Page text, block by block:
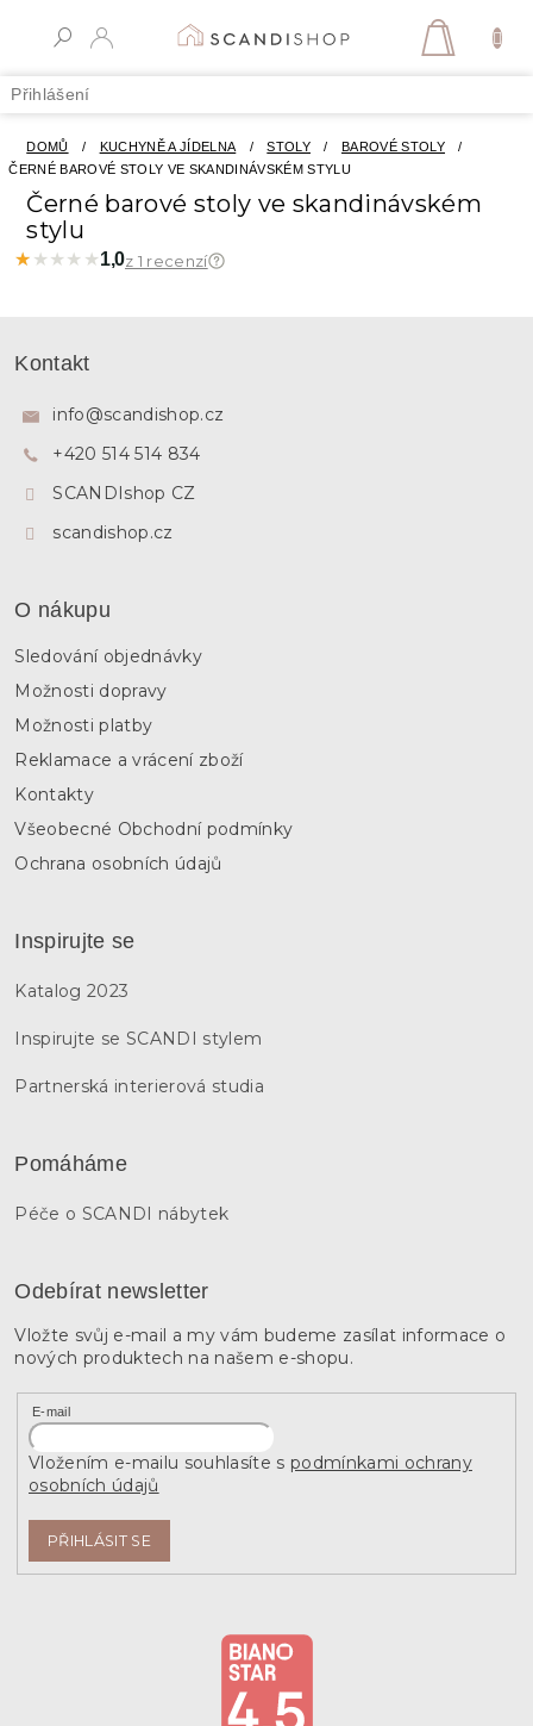
Přihlášení
DOMŮ / KUCHYNĚ A JÍDELNA / STOLY / BAROVÉ STOLY
/
ČERNÉ BAROVÉ STOLY VE SKANDINÁVSKÉM STYLU
Černé barové stoly ve skandinávském
stylu
★★★★★
★★★★★1,0z 1 recenzí
Kontakt
info@scandishop.cz
+420 514 514 834
SCANDIshop CZ
scandishop.cz
O nákupu
Sledování objednávky
Možnosti dopravy
Možnosti platby
Reklamace a vrácení zboží
Kontakty
Všeobecné Obchodní podmínky
Ochrana osobních údajů
Inspirujte se
Katalog 2023
Inspirujte se SCANDI stylem
Partnerská interierová studia
Pomáháme
Péče o SCANDI nábytek
Odebírat newsletter
Vložte svůj e-mail a my vám budeme zasílat informace o
nových produktech na našem e-shopu.
E-mail
Vložením e-mailu souhlasíte s podmínkami ochrany
osobních údajů
PŘIHLÁSIT SE